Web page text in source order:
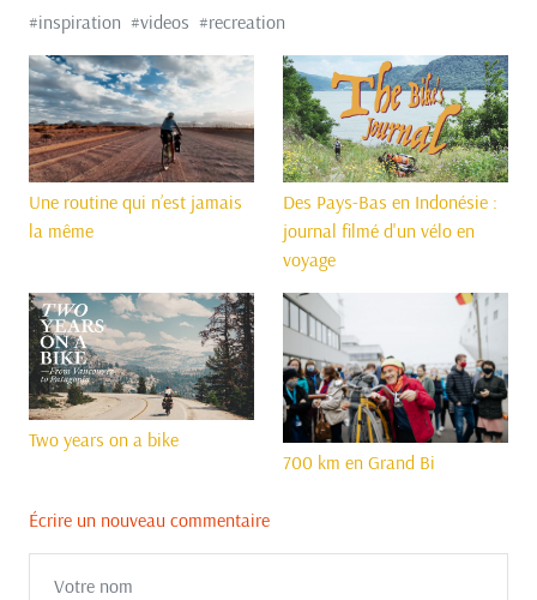
#inspiration #videos #recreation
Une routine qui n’est jamais
la même
Des Pays-Bas en Indonésie :
journal filmé d'un vélo en
voyage
Two years on a bike
700 km en Grand Bi
Écrire un nouveau commentaire